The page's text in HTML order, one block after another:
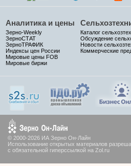
Аналитика и цены
Зерно-Weekly
ЗерноСТАТ
ЗерноТРАФИК
Индексы цен России
Мировые цены FOB
Мировые биржи
Каталог
Обсуждение
Новости
Коммерческие
© 2000-2026 ИА Зерно Он-Лайн
Использование открытых материалов
с обязательной гиперссылкой на Zol.ru